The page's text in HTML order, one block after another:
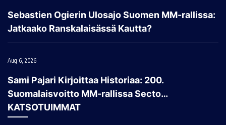
Sebastien Ogierin Ulosajo Suomen MM-rallissa:
Jatkaako Ranskalaisässä Kautta?
Aug 6, 2026
Sami Pajari Kirjoittaa Historiaa: 200.
Suomalaisvoitto MM-rallissa Secto…
KATSOTUIMMAT